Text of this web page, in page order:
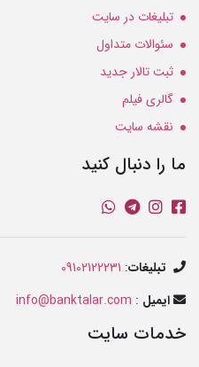
تبلیغات در سایت
سئوالات متداول
ثبت تالار جدید
گالری فیلم
نقشه سایت
ما را دنبال کنید
تبلیغات:
09102122231
ایمیل :
info@banktalar.com
خدمات سایت